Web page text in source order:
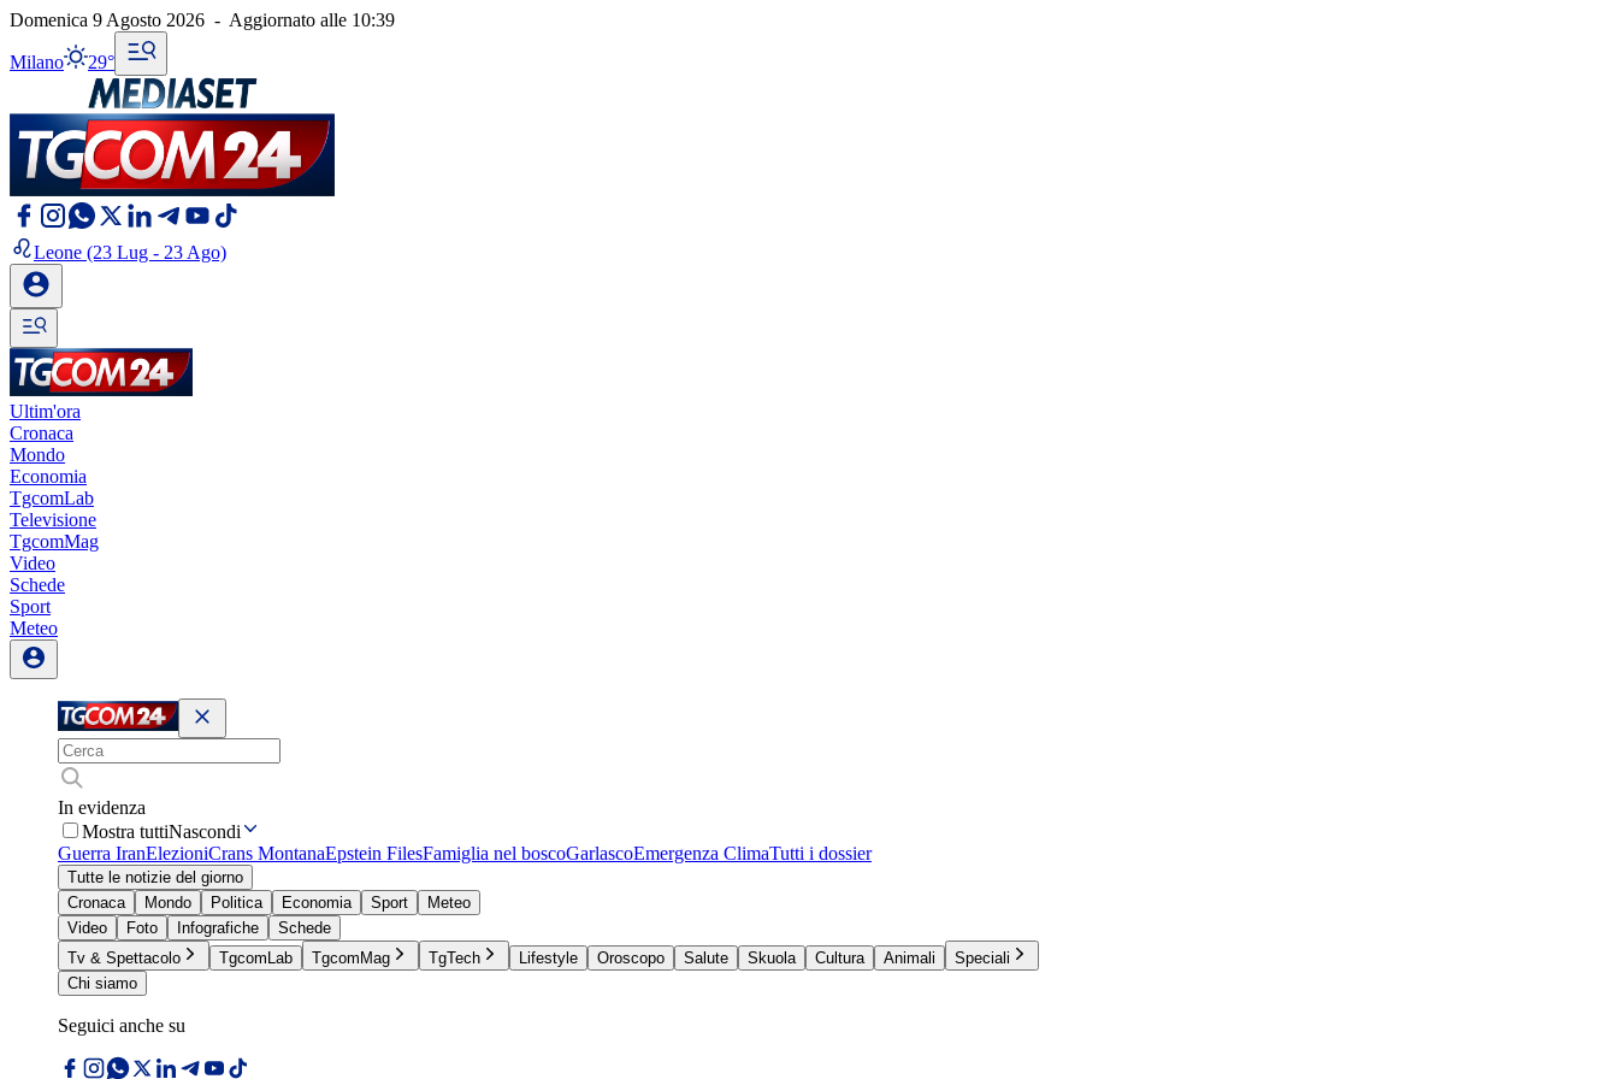
Domenica 9 Agosto 2026 - Aggiornato alle 10:39
Milano 29°
Leone (23 Lug - 23 Ago)
Ultim'ora
Cronaca
Mondo
Economia
TgcomLab
Televisione
TgcomMag
Video
Schede
Sport
Meteo
In evidenza
Mostra tuttiNascondi
Guerra IranElezioniCrans MontanaEpstein FilesFamiglia nel boscoGarlascoEmergenza ClimaTutti i dossier
Tutte le notizie del giorno
Cronaca
Mondo Politica Economia Sport
Meteo
Video
Foto Infografiche
Schede
Tv & Spettacolo
TgcomLab TgcomMag TgTech Lifestyle Oroscopo Salute Skuola Cultura Animali
Speciali
Chi siamo
Seguici anche su